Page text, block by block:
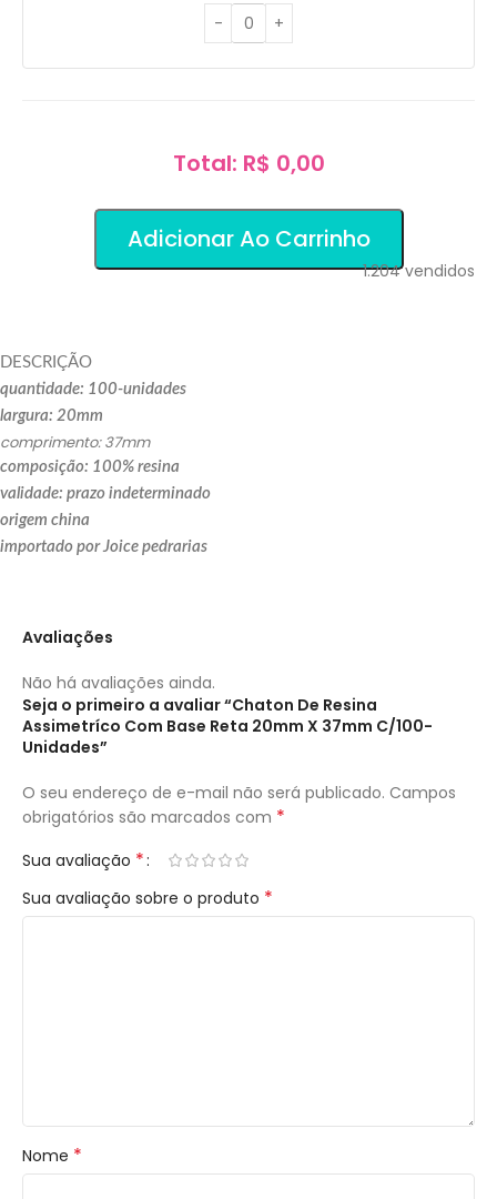
Total: R$ 0,00
Adicionar Ao Carrinho
1.204vendidos
DESCRIÇÃO
quantidade: 100-unidades
largura: 20mm
comprimento: 37mm
composição: 100% resina
validade: prazo indeterminado
origem china
importado por Joice pedrarias
Avaliações
Não há avaliações ainda.
Seja o primeiro a avaliar “Chaton De Resina
Assimetríco Com Base Reta 20mm X 37mm C/100-
Unidades”
O seu endereço de e-mail não será publicado. Campos
obrigatórios são marcados com *
Sua avaliação *
Sua avaliação sobre o produto *
Nome *